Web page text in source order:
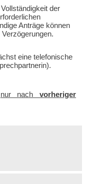
der
Anträge können
eine telefonische
nur nachvorheriger